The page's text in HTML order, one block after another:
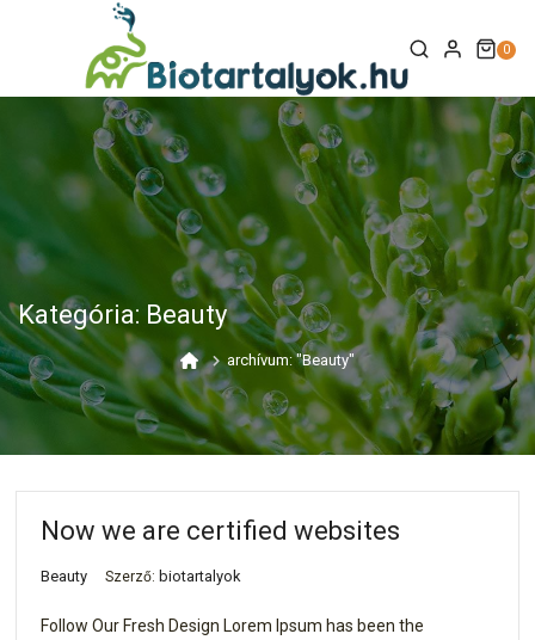
0
Kategória: Beauty
archívum: "Beauty"
Now we are certified websites
Beauty Szerző: biotartalyok
Follow Our Fresh Design Lorem Ipsum has been the